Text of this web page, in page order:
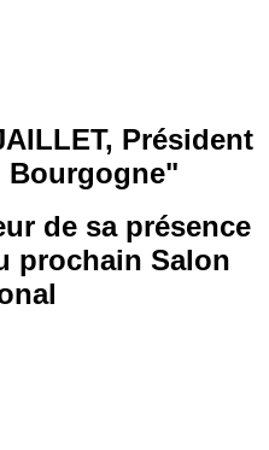
Président
Bourgogne"
de sa présence
prochain Salon